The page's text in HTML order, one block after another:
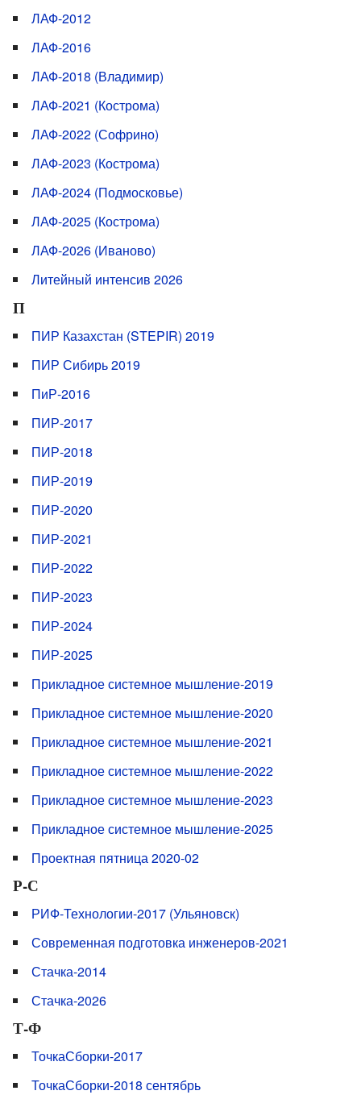
ЛАФ-2012
ЛАФ-2016
ЛАФ-2018 (Владимир)
ЛАФ-2021 (Кострома)
ЛАФ-2022 (Софрино)
ЛАФ-2023 (Кострома)
ЛАФ-2024 (Подмосковье)
ЛАФ-2025 (Кострома)
ЛАФ-2026 (Иваново)
Литейный интенсив 2026
П
ПИР Казахстан (STEPIR) 2019
ПИР Сибирь 2019
ПиР-2016
ПИР-2017
ПИР-2018
ПИР-2019
ПИР-2020
ПИР-2021
ПИР-2022
ПИР-2023
ПИР-2024
ПИР-2025
Прикладное системное мышление-2019
Прикладное системное мышление-2020
Прикладное системное мышление-2021
Прикладное системное мышление-2022
Прикладное системное мышление-2023
Прикладное системное мышление-2025
Проектная пятница 2020-02
Р-С
РИФ-Технологии-2017 (Ульяновск)
Современная подготовка инженеров-2021
Стачка-2014
Стачка-2026
Т-Ф
ТочкаСборки-2017
ТочкаСборки-2018 сентябрь